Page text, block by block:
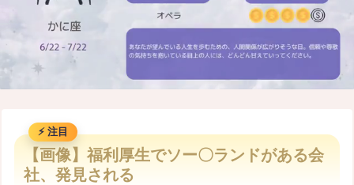
M
u
【画像】福利厚生でソー〇ランドがある会
社、発見される